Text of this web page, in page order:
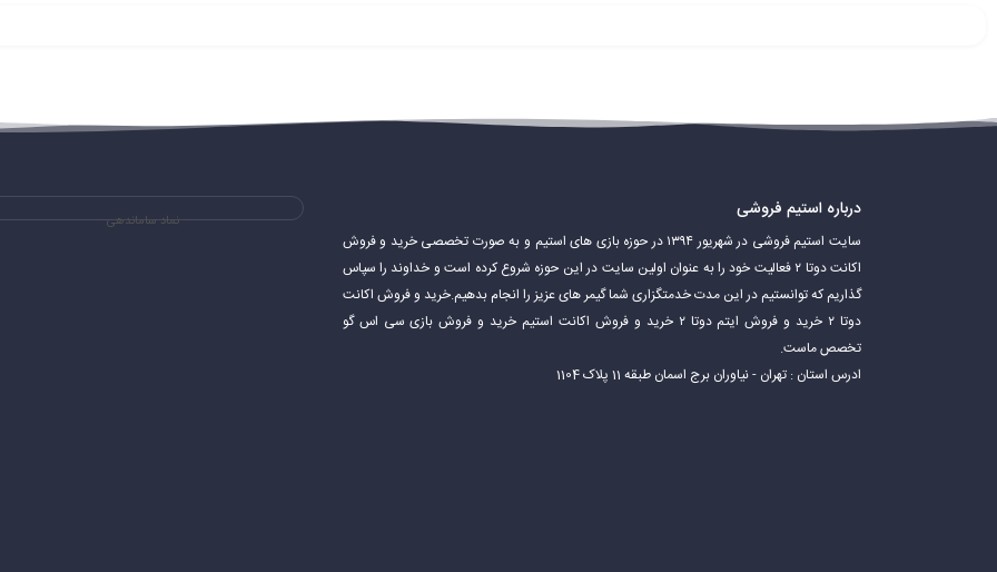
درباره استیم فروشی
سایت استیم فروشی در شهریور ۱۳۹۴ در حوزه بازی های استیم و به صورت تخصصی خرید و فروش
اکانت دوتا ۲ فعالیت خود را به عنوان اولین سایت در این حوزه شروع کرده است و خداوند را سپاس
گذاریم که توانستیم در این مدت خدمتگزاری شما گیمر های عزیز را انجام بدهیم.خرید و فروش اکانت
دوتا ۲ خرید و فروش ایتم دوتا ۲ خرید و فروش اکانت استیم خرید و فروش بازی سی اس گو
تخصص ماست.
ادرس استان : تهران - نیاوران برج اسمان طبقه 11 پلاک 1104
نماد ساماندهی